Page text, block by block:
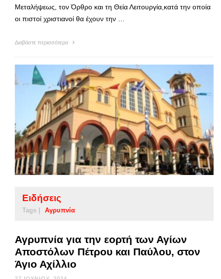
Μεταλήψεως, τον Όρθρο και τη Θεία Λειτουργία,κατά την οποία
οι πιστοί χριστιανοί θα έχουν την …
Διαβάστε περισσότερα
Ειδήσεις
Tags | Αγρυπνία
Αγρυπνία για την εορτή των Αγίων
Αποστόλων Πέτρου και Παύλου, στον
Άγιο Αχίλλιο